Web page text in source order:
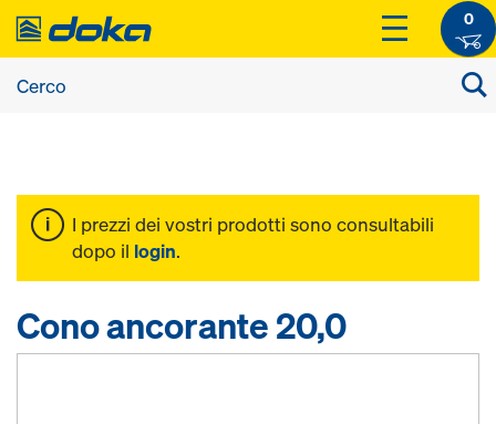
0
I prezzi dei vostri prodotti sono consultabili
dopo il login.
Cono ancorante 20,0